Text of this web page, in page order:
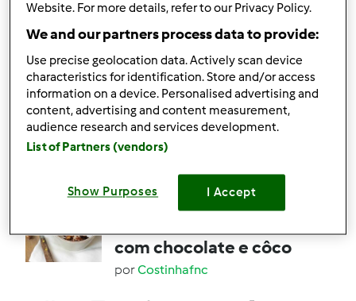
5.0(1)
Panquecas com massa-
mãe
por Costinhafnc
com chocolate e côco
porCostinhafnc
Website. For more details, refer to our Privacy Policy.
We and our partners process data to provide:
Use precise geolocation data. Actively scan device
characteristics for identification. Store and/or access
information on a device. Personalised advertising and
content, advertising and content measurement,
audience research and services development.
List of Partners (vendors)
Show Purposes I Accept